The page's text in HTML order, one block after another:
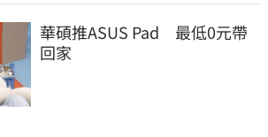
華碩推ASUS Pad　最低0元帶
回家